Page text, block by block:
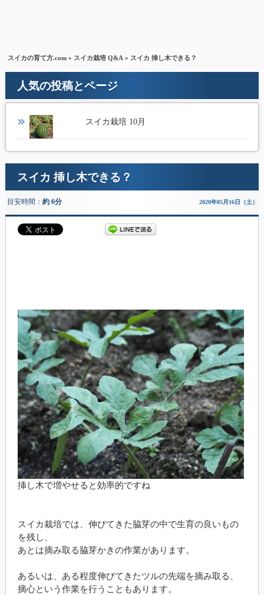
スイカの育て方.com » スイカ栽培 Q&A » スイカ 挿し木できる？
人気の投稿とページ
スイカ栽培 10月
スイカ 挿し木できる？
目安時間： 約 6分 2020年05月16日（土）
挿し木で増やせると効率的ですね
スイカ栽培では、伸びてきた脇芽の中で生育の良いもの
を残し、
あとは摘み取る脇芽かきの作業があります。
あるいは、ある程度伸びてきたツルの先端を摘み取る、
摘心という作業を行うこともあります。